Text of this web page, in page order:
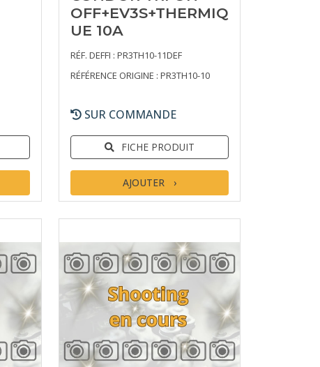
OFF+EV3S+THERMIQ
UE 10A
RÉF. DEFFI : PR3TH10-11DEF
RÉFÉRENCE ORIGINE : PR3TH10-10
SUR COMMANDE
FICHE PRODUIT
AJOUTER